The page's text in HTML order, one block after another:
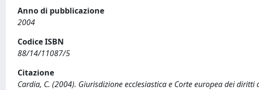
Anno di pubblicazione
2004
Codice ISBN
88/14/11087/5
Citazione
Cardia, C. (2004). Giurisdizione ecclesiastica e Corte europea dei